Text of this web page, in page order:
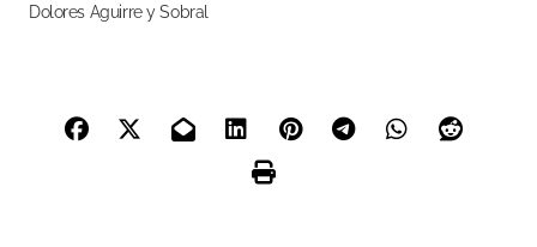
Dolores Aguirre y Sobral